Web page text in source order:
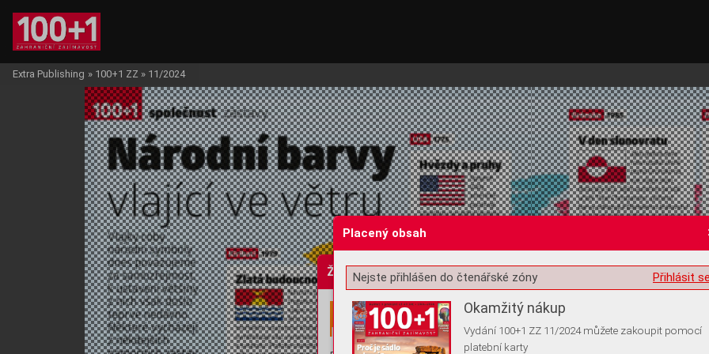
Žádost o souhlas s ukládáním volitelných informací
Extra Publishing » 100+1 ZZ » 11/2024
Placený obsah
Přihlásit
Nejste přihlášen do čtenářské zóny
Okamžitý nákup
Vydání 100+1 ZZ 11/2024 můžete zakoupit pomocí
platební karty